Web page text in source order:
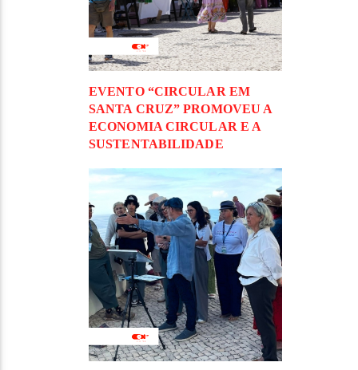
EVENTO “CIRCULAR EM
SANTA CRUZ” PROMOVEU A
ECONOMIA CIRCULAR E A
SUSTENTABILIDADE